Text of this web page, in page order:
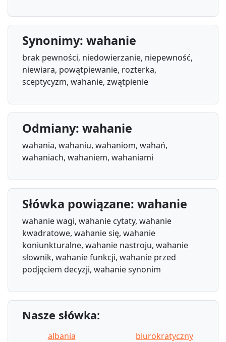
Synonimy: wahanie
brak pewności, niedowierzanie, niepewność,
niewiara, powątpiewanie, rozterka,
sceptycyzm, wahanie, zwątpienie
Odmiany: wahanie
wahania, wahaniu, wahaniom, wahań,
wahaniach, wahaniem, wahaniami
Słówka powiązane: wahanie
wahanie wagi, wahanie cytaty, wahanie
kwadratowe, wahanie się, wahanie
koniunkturalne, wahanie nastroju, wahanie
słownik, wahanie funkcji, wahanie przed
podjęciem decyzji, wahanie synonim
Nasze słówka:
albania
biurokratyczny